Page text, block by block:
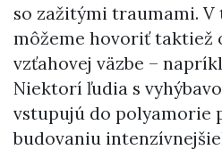
so zažitými traumami.
môžeme hovoriť taktiež
vzťahovej väzbe –
Niektorí ľudia s
vstupujú do polyamorie
budovaniu